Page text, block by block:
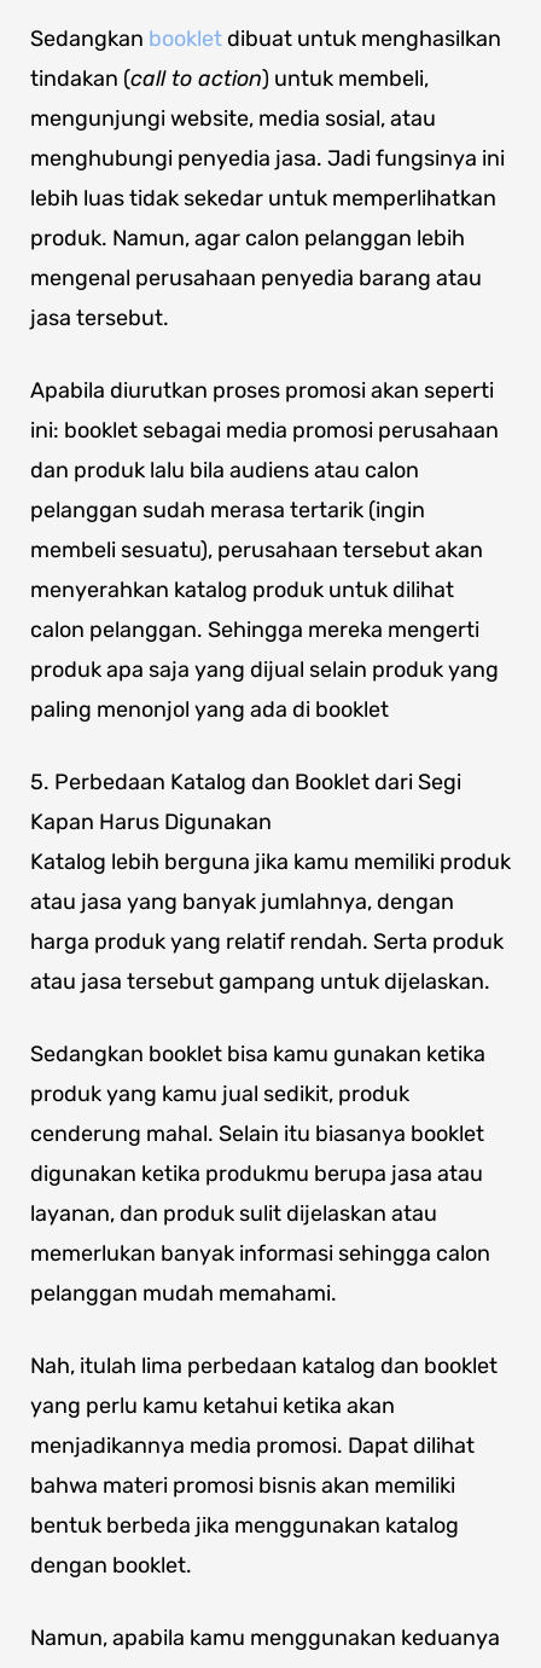
Sedangkan bookletdibuat untuk menghasilkan
tindakan (call to action) untuk membeli,
mengunjungi website, media sosial, atau
menghubungi penyedia jasa. Jadi fungsinya ini
lebih luas tidak sekedar untuk memperlihatkan
produk. Namun, agar calon pelanggan lebih
mengenal perusahaan penyedia barang atau
jasa tersebut.
Apabila diurutkan proses promosi akan seperti
ini: booklet sebagai media promosi perusahaan
dan produk lalu bila audiens atau calon
pelanggan sudah merasa tertarik (ingin
membeli sesuatu), perusahaan tersebut akan
menyerahkan katalog produk untuk dilihat
calon pelanggan. Sehingga mereka mengerti
produk apa saja yang dijual selain produk yang
paling menonjol yang ada di booklet
5. Perbedaan Katalog dan Booklet dari Segi
Kapan Harus Digunakan
Katalog lebih berguna jika kamu memiliki produk
atau jasa yang banyak jumlahnya, dengan
harga produk yang relatif rendah. Serta produk
atau jasa tersebut gampang untuk dijelaskan.
Sedangkan booklet bisa kamu gunakan ketika
produk yang kamu jual sedikit, produk
cenderung mahal. Selain itu biasanya booklet
digunakan ketika produkmu berupa jasa atau
layanan, dan produk sulit dijelaskan atau
memerlukan banyak informasi sehingga calon
pelanggan mudah memahami.
Nah, itulah lima perbedaan katalog dan booklet
yang perlu kamu ketahui ketika akan
menjadikannya media promosi. Dapat dilihat
bahwa materi promosi bisnis akan memiliki
bentuk berbeda jika menggunakan katalog
dengan booklet.
Namun, apabila kamu menggunakan keduanya